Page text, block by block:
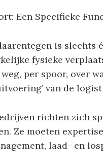
Een Specifieke
is slechts
fysieke
per spoor, over
van de
richten zich
Ze moeten
laad- en